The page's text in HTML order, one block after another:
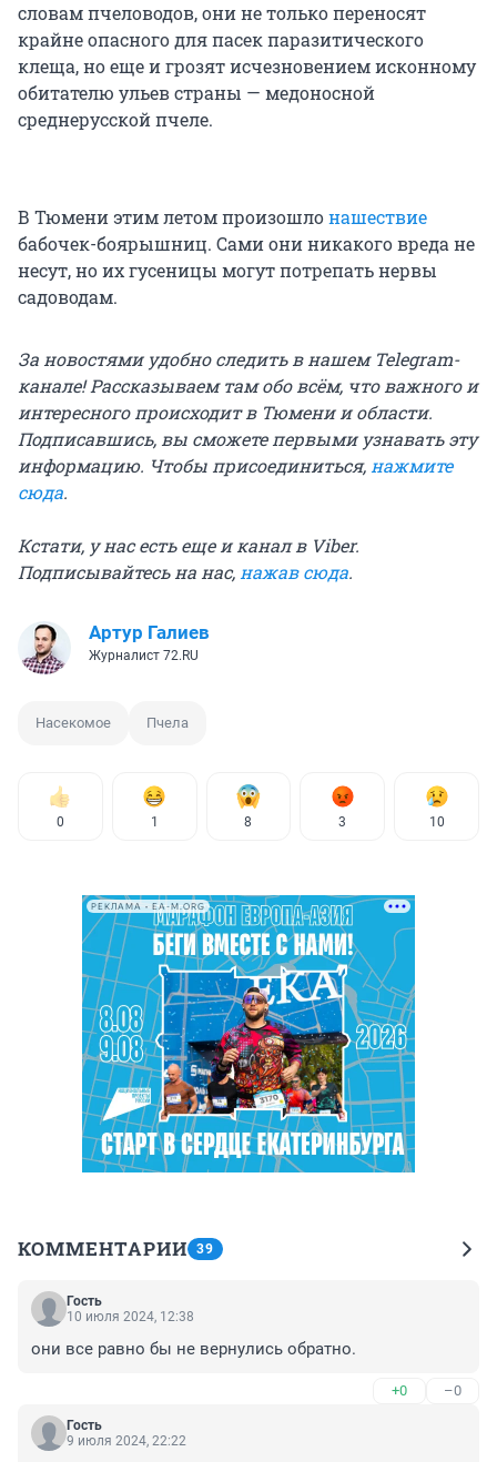
словам пчеловодов, они не только переносят
крайне опасного для пасек паразитического
клеща, но еще и грозят исчезновением исконному
обитателю ульев страны — медоносной
среднерусской пчеле.
В Тюмени этим летом произошлонашествие
бабочек-боярышниц. Сами они никакого вреда не
несут, но их гусеницы могут потрепать нервы
садоводам.
За новостями удобно следить в нашем Telegram-
канале! Рассказываем там обо всём, что важного и
интересного происходит в Тюмени и области.
Подписавшись, вы сможете первыми узнавать эту
информацию. Чтобы присоединиться, нажмите
сюда.
Кстати, у нас есть еще и канал в Viber.
Подписывайтесь на нас, нажав сюда.
Артур Галиев
Журналист 72.RU
Насекомое Пчела
0 1 8 3 10
РЕКЛАМА • EA-M.ORG
КОММЕНТАРИИ 39
Гость
10 июля 2024, 12:38
они все равно бы не вернулись обратно.
+0 –0
Гость
9 июля 2024, 22:22